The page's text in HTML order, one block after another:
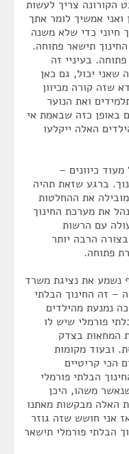
הקורונה צריך לעשות
אמשיך לומר אתך
חיוני כדי שלא משנה
תישאר פתוחה.
בעיניי זה
שאני יכול, גם כאן
שזה קורה מכיוון
ואת הנוער
באופן כזה שבאמת אי
האלה ייקלעו
כיוונים –
ברגע שזאת תהיה
את ההחלטות
את מערכת החינוך
עם הרשות
הרבה יותר
פתוחה.
נשמע את נציגת משרד
– זה החינוך הבלתי
נמנעת מהילדים
פורמלי שיש לו
המחאות בצדק
ובעוד מקומות
הכי קריטיים
הבלתי פורמלי
משהו, היכן
האלה מבקשות מאתנו
אני חושש שזה גוזר
הבלתי פורמלי תישאר